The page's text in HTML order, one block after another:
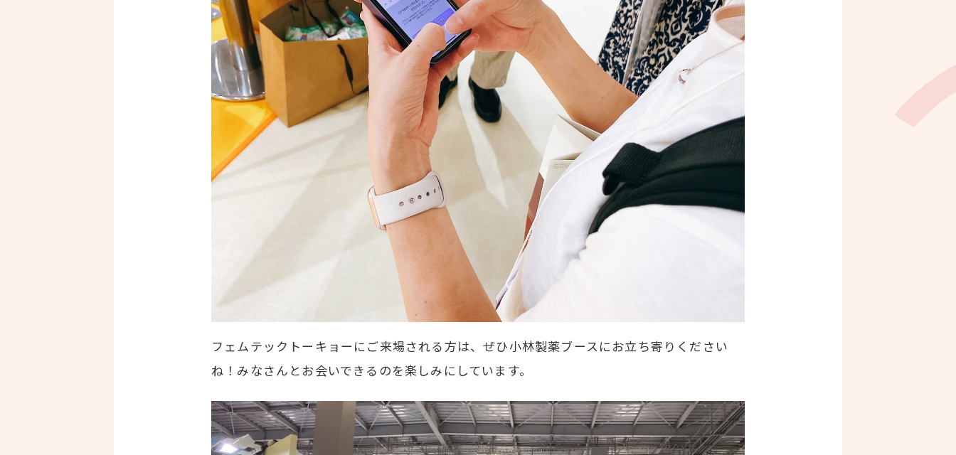
フェムテックトーキョーにご来場される方は、ぜひ小林製薬ブースにお立ち寄りください
ね！みなさんとお会いできるのを楽しみにしています。